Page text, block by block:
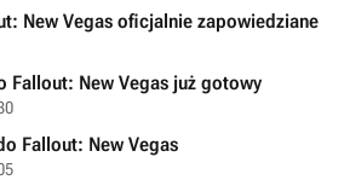
New Vegas oficjalnie zapowiedziane
Fallout: New Vegas już gotowy
Fallout: New Vegas